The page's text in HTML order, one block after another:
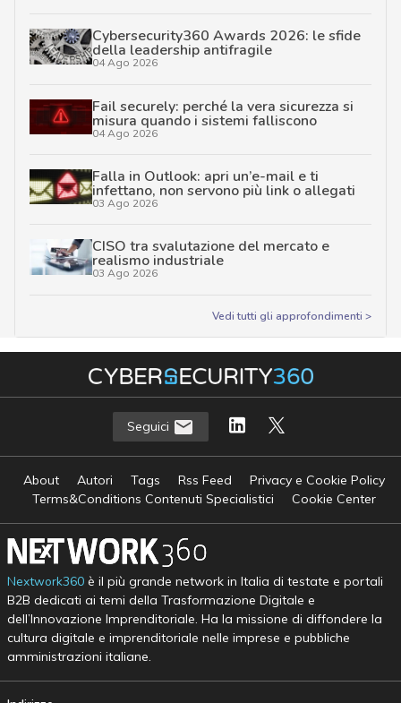
Cybersecurity360 Awards 2026: le sfide
della leadership antifragile
04 Ago 2026
Fail securely: perché la vera sicurezza si
misura quando i sistemi falliscono
04 Ago 2026
Falla in Outlook: apri un’e-mail e ti
infettano, non servono più link o allegati
03 Ago 2026
CISO tra svalutazione del mercato e
realismo industriale
03 Ago 2026
Vedi tutti gli approfondimenti >
Seguici
About Autori Tags Rss Feed
Privacy e Cookie Policy
Terms&Conditions Contenuti Specialistici
Cookie Center
Nextwork360è il più grande network in Italia di testate e portali
B2B dedicati ai temi della Trasformazione Digitale e
dell’Innovazione Imprenditoriale. Ha la missione di diffondere la
cultura digitale e imprenditoriale nelle imprese e pubbliche
amministrazioni italiane.